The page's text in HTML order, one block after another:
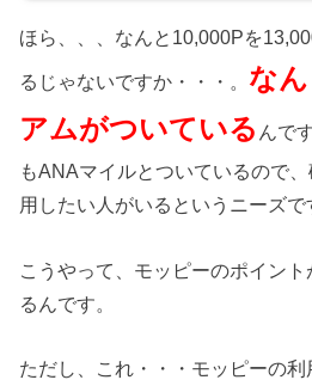
ほら、、、なんと10,000Pを
るじゃないですか・・・。 な
アムがついている んで
もANAマイルとついているので
用したい人がいるというニーズで
こうやって、モッピーのポイン
るんです。
ただし、これ・・・モッピーの